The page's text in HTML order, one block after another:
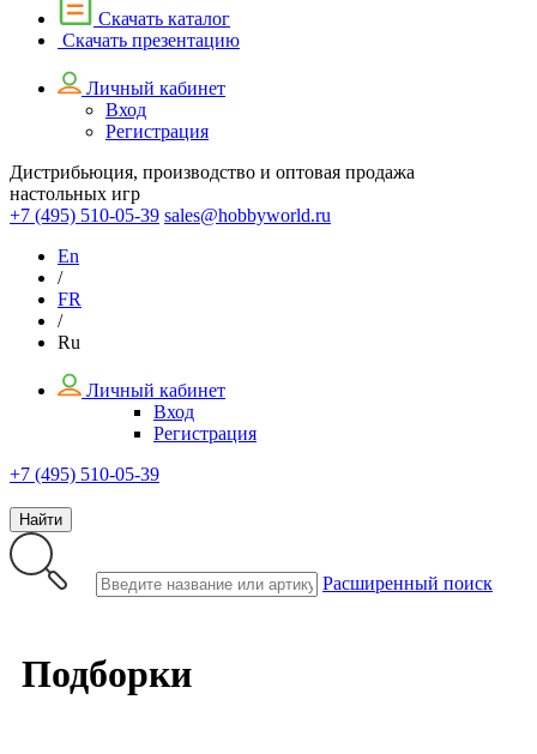
Скачать каталог
Скачать презентацию
Личный кабинет
Вход
Регистрация
Дистрибьюция, производство и оптовая продажа
настольных игр
+7 (495) 510-05-39 sales@hobbyworld.ru
En
/
FR
/
Ru
Личный кабинет
Вход
Регистрация
+7 (495) 510-05-39
Найти
Расширенный поиск
Подборки